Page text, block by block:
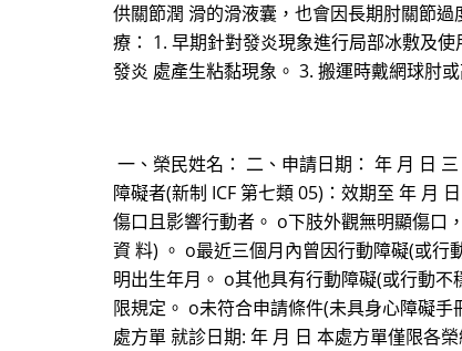
供關節潤 滑的滑液囊，也會因長期肘關節
療： 1. 早期針對發炎現象進行局部冰敷及
發炎 處產生粘黏現象。 3. 搬運時戴網球肘
一、榮民姓名： 二、申請日期： 年 月 日
障礙者(新制 ICF 第七類 05)：效期至 年 月
傷口且影響行動者。 o下肢外觀無明顯傷口
資 料) 。 o最近三個月內曾因行動障礙(或行
明出生年月。 o其他具有行動障礙(或行動
限規定。 o未符合申請條件(未具身心障礙
處方單 就診日期: 年 月 日 本處方單僅限各